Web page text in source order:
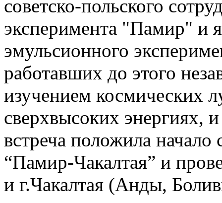
советско-польского
эксперимента "Памир" и
эмульсионного
работавших до этого
изучением космических
сверхвысоких энергиях,
встреча положила
“Памир-Чакалтая” и
и г.Чакалтая (Анды,